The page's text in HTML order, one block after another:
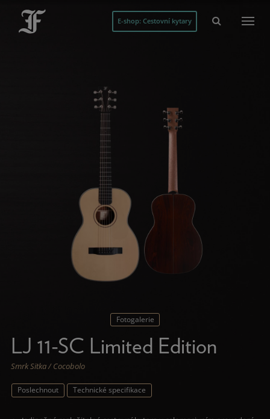
E-shop: Cestovní kytary
Fotogalerie
LJ 11-SC Limited Edition
Smrk Sitka / Cocobolo
Poslechnout Technické specifikace